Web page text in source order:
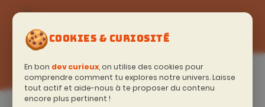
🍪COOKIES & CURIOSITÉ
En bon dev curieux, on utilise des cookies pour
comprendre comment tu explores notre univers. Laisse
tout actif et aide-nous à te proposer du contenu
encore plus pertinent !
Accueil > Soyeux curieux (Blog)